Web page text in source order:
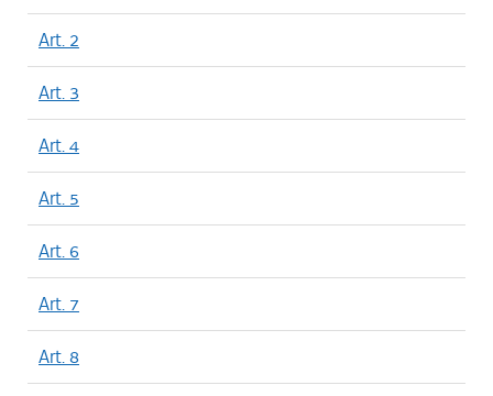
Art. 2
Art. 3
Art. 4
Art. 5
Art. 6
Art. 7
Art. 8